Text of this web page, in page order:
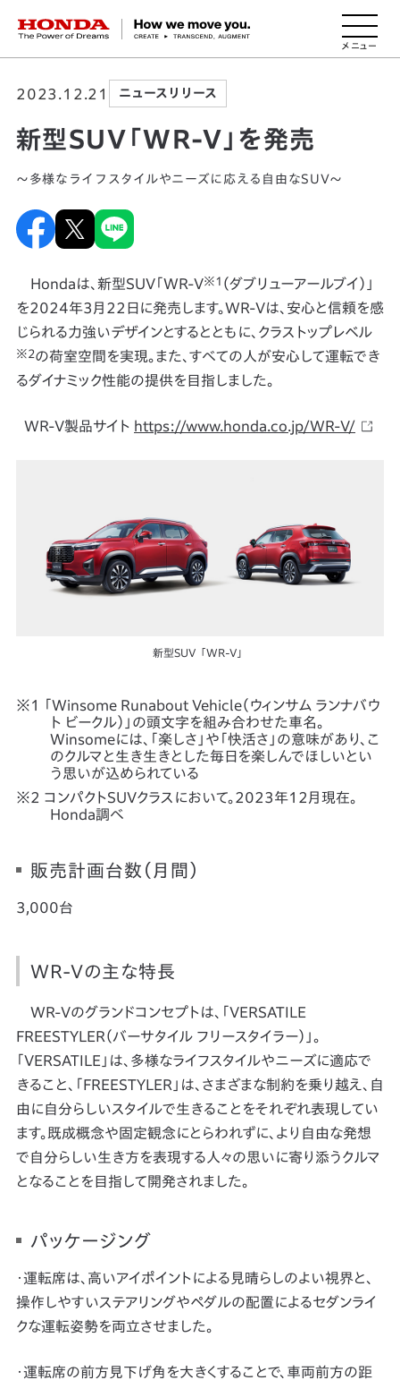
HONDA The Power of Dreams
2023.12.21 ニュースリリース
新型SUV「WR-V」を発売
～多様なライフスタイルやニーズに応える自由なSUV～
Hondaは、新型SUV「WR-V※1 （ダブリューアールブイ）」
を2024年3月22日に発売します。WR-Vは、安心と信頼を感
じられる力強いデザインとするとともに、クラストップレベル
※2の荷室空間を実現。また、すべての人が安心して運転でき
るダイナミック性能の提供を目指しました。
WR-V製品サイト https://www.honda.co.jp/WR-V/
新型SUV「WR-V」
「Winsome Runabout Vehicle（ウィンサム ランナバウ
ト ビークル）」の頭文字を組み合わせた車名。
Winsomeには、「楽しさ」や「快活さ」の意味があり、こ
のクルマと生き生きとした毎日を楽しんでほしいとい
う思いが込められている
コンパクトSUVクラスにおいて。2023年12月現在。
Honda調べ
販売計画台数（月間）
3,000台
WR-Vの主な特長
WR-Vのグランドコンセプトは、「VERSATILE
FREESTYLER（バーサタイル フリースタイラー）」。
「VERSATILE」は、多様なライフスタイルやニーズに適応で
きること、「FREESTYLER」は、さまざまな制約を乗り越え、自
由に自分らしいスタイルで生きることをそれぞれ表現してい
ます。既成概念や固定観念にとらわれずに、より自由な発想
で自分らしい生き方を表現する人々の思いに寄り添うクルマ
となることを目指して開発されました。
パッケージング
・運転席は、高いアイポイントによる見晴らしのよい視界と、
操作しやすいステアリングやペダルの配置によるセダンライ
クな運転姿勢を両立させました。
・運転席の前方見下げ角を大きくすることで、車両前方の距